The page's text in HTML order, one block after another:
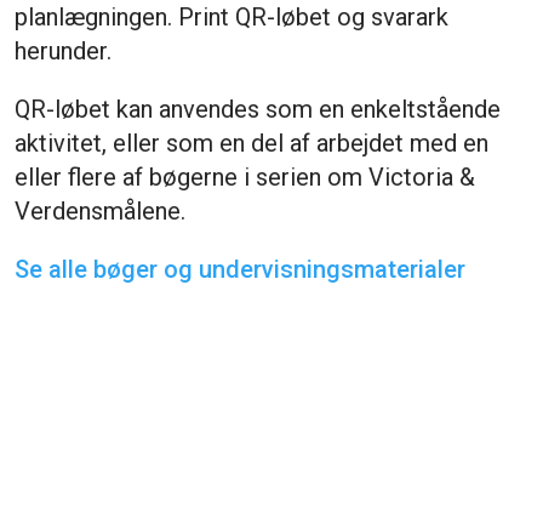
planlægningen. Print QR-løbet og svarark
herunder.
QR-løbet kan anvendes som en enkeltstående
aktivitet, eller som en del af arbejdet med en
eller flere af bøgerne i serien om Victoria &
Verdensmålene.
Se alle bøger og undervisningsmaterialer